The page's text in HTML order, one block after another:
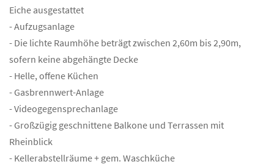
Eiche ausgestattet
- Aufzugsanlage
- Die lichte Raumhöhe beträgt zwischen 2,60m bis 2,90m,
sofern keine abgehängte Decke
- Helle, offene Küchen
- Gasbrennwert-Anlage
- Videogegensprechanlage
- Großzügig geschnittene Balkone und Terrassen mit
Rheinblick
- Kellerabstellräume + gem. Waschküche